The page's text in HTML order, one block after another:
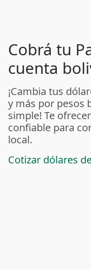
Cobrá tu
cuenta
¡Cambia tus
y más por pesos
simple! Te
confiable para
local.
Cotizar dólares